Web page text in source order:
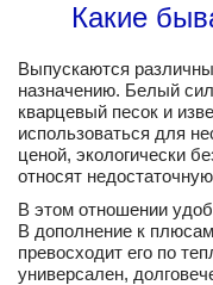
Какие
Выпускаются
назначению. Белый
кварцевый песок и
использоваться для
ценой, экологически
относят
В этом отношении
В дополнение к
превосходит его по
универсален,